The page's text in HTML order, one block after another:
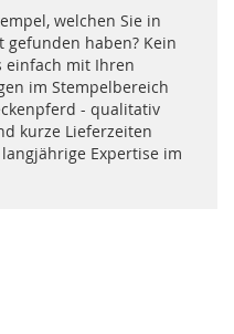
welchen Sie in
haben? Kein
einfach mit Ihren
im Stempelbereich
- qualitativ
kurze Lieferzeiten
Expertise im